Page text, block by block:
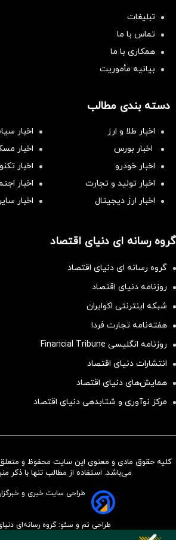
تبلیغات
تماس با ما
همکاری با ما
بیانیه مأموریت
دسته بندی مطالب
اخبار طلا و ارز
اخبار
اخبار بورس
اخبار
اخبار خودرو
اخبار
اخبار تولید و تجارت
اخبار
اخبار ارز دیجیتال
اخبار
گروه رسانه ای دنیای اقتصاد
گروه رسانه ای دنیای اقتصاد
روزنامه دنیای اقتصاد
شبکه اینترنتی اکوایران
هفته‌نامه تجارت فردا
روزنامه انگلیسی Financial Tribune
انتشارات دنیای اقتصاد
همایش‌های دنیای اقتصاد
مرکز نوآوری و شتابدهی دنیای اقتصاد
کلیه حقوق مادی و معنوی این سایت محفوظ و متعلق
می‌باشد. استفاده از مطالب تنها با ذکر
طراحی سایت خبری و
طراحی تم و سئو: گروه رسانه‌ای